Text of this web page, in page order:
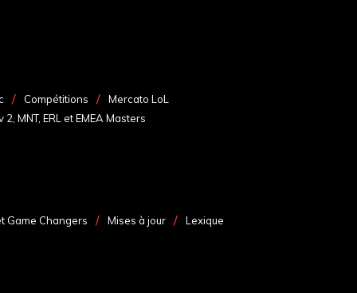
Compétitions
Mercato LoL
2, MNT, ERL et EMEA Masters
Game Changers Mises à jour Lexique